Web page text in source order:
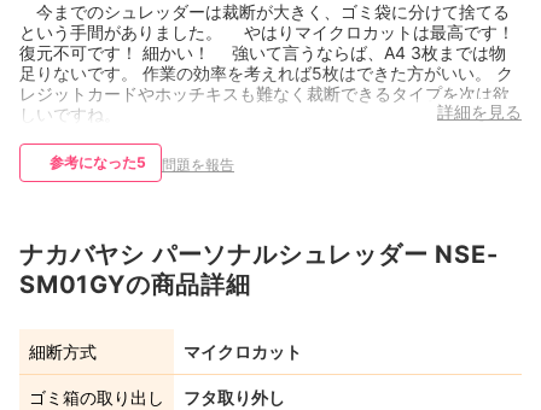
今までのシュレッダーは裁断が大きく、ゴミ袋に分けて捨てる
という手間がありました。 やはりマイクロカットは最高です！
復元不可です！ 細かい！ 強いて言うならば、A4 3枚までは物
足りないです。 作業の効率を考えれば5枚はできた方がいい。 ク
レジットカードやホッチキスも難なく裁断できるタイプを次は欲
しいですね。
詳細を見る
参考になった5 問題を報告
ナカバヤシ パーソナルシュレッダー NSE-
SM01GYの商品詳細
細断方式 マイクロカット
ゴミ箱の取り出し フタ取り外し